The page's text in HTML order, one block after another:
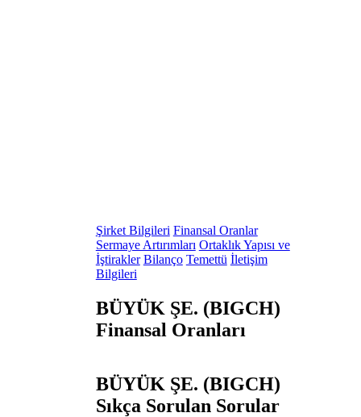
Şirket Bilgileri Finansal Oranlar
Sermaye Artırımları Ortaklık Yapısı ve
İştirakler Bilanço Temettü İletişim
Bilgileri
BÜYÜK ŞE. (BIGCH)
Finansal Oranları
BÜYÜK ŞE. (BIGCH)
Sıkça Sorulan Sorular